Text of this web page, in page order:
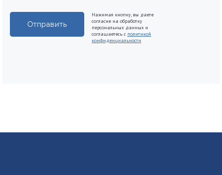
Отправить
Нажимая кнопку, вы даете
согласие на обработку
персональных данных и
соглашаетесь c политикой
конфиденциальности